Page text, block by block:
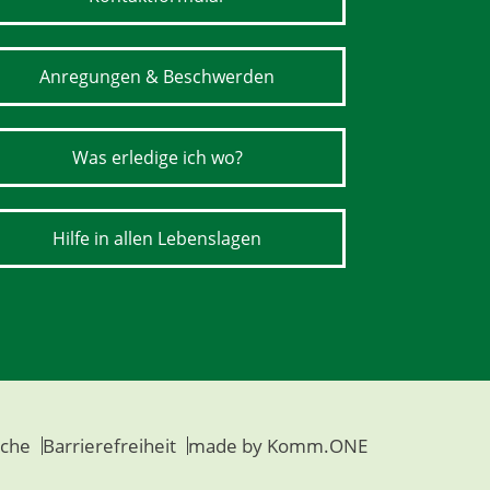
Anregungen & Beschwerden
Was erledige ich wo?
Hilfe in allen Lebenslagen
Barrierefreiheit made by Komm.ONE